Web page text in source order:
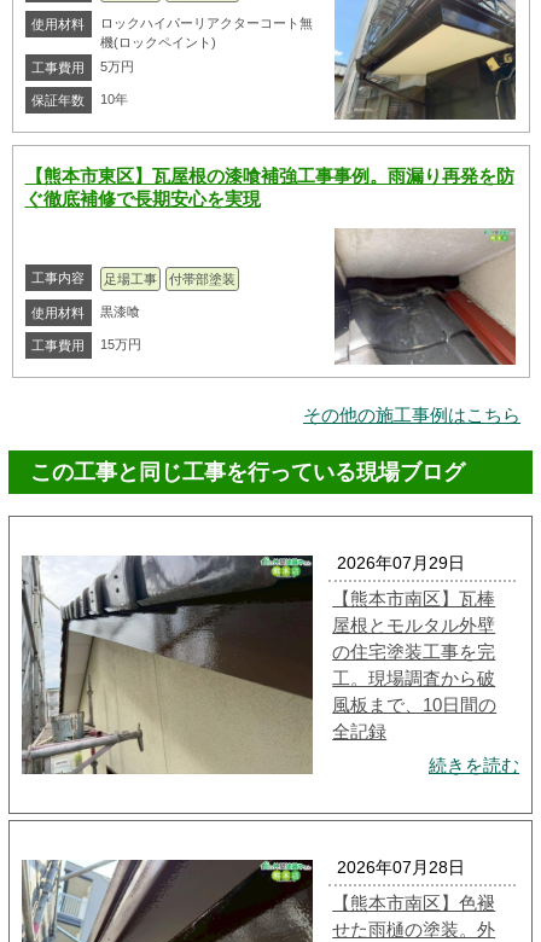
使用材料
ロックハイパーリアクターコート無
機(ロックペイント)
工事費用
5万円
保証年数 10年
【熊本市東区】瓦屋根の漆喰補強工事事例。雨漏り再発を防
ぐ徹底補修で長期安心を実現
工事内容 足場工事 付帯部塗装
使用材料 黒漆喰
工事費用 15万円
その他の施工事例はこちら
この工事と同じ工事を行っている現場ブログ
2026年07月29日
【熊本市南区】瓦棒
屋根とモルタル外壁
の住宅塗装工事を完
工。現場調査から破
風板まで、10日間の
全記録
続きを読む
2026年07月28日
【熊本市南区】色褪
せた雨樋の塗装。外